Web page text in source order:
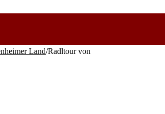
Land/Radltour von